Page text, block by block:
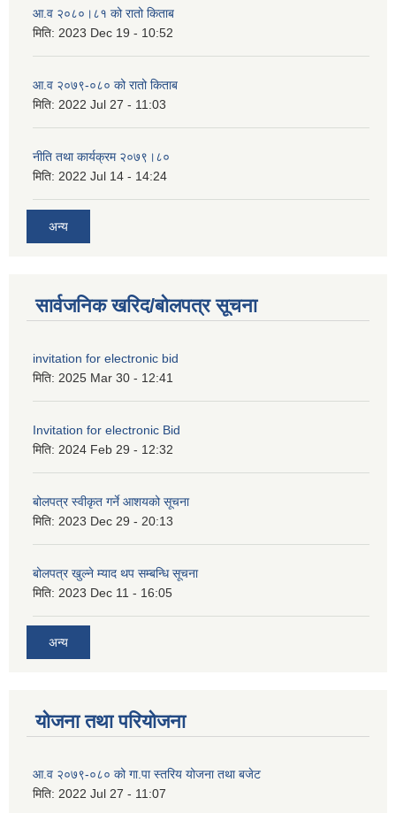
आ.व २०८०।८१ को रातो किताब
मिति: 2023 Dec 19 - 10:52
आ.व २०७९-०८० को रातो किताब
मिति: 2022 Jul 27 - 11:03
नीति तथा कार्यक्रम २०७९।८०
मिति: 2022 Jul 14 - 14:24
अन्य
सार्वजनिक खरिद/बोलपत्र सूचना
invitation for electronic bid
मिति: 2025 Mar 30 - 12:41
Invitation for electronic Bid
मिति: 2024 Feb 29 - 12:32
बोलपत्र स्वीकृत गर्ने आशयको सूचना
मिति: 2023 Dec 29 - 20:13
बोलपत्र खुल्ने म्याद थप सम्बन्धि सूचना
मिति: 2023 Dec 11 - 16:05
अन्य
योजना तथा परियोजना
आ.व २०७९-०८० को गा.पा स्तरिय योजना तथा बजेट
मिति: 2022 Jul 27 - 11:07